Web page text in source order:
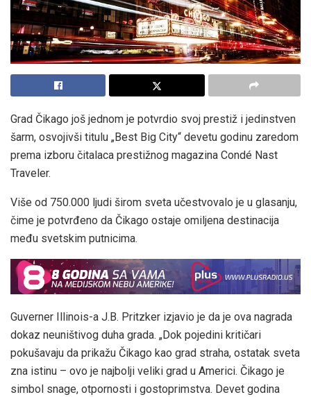
Grad Čikago još jednom je potvrdio svoj prestiž i jedinstven
šarm, osvojivši titulu „Best Big City“ devetu godinu zaredom
prema izboru čitalaca prestižnog magazina Condé Nast
Traveler.
Više od 750.000 ljudi širom sveta učestvovalo je u glasanju,
čime je potvrđeno da Čikago ostaje omiljena destinacija
među svetskim putnicima.
Guverner Illinois-a J.B. Pritzker izjavio je da je ova nagrada
dokaz neuništivog duha grada. „Dok pojedini kritičari
pokušavaju da prikažu Čikago kao grad straha, ostatak sveta
zna istinu – ovo je najbolji veliki grad u Americi. Čikago je
simbol snage, otpornosti i gostoprimstva. Devet godina